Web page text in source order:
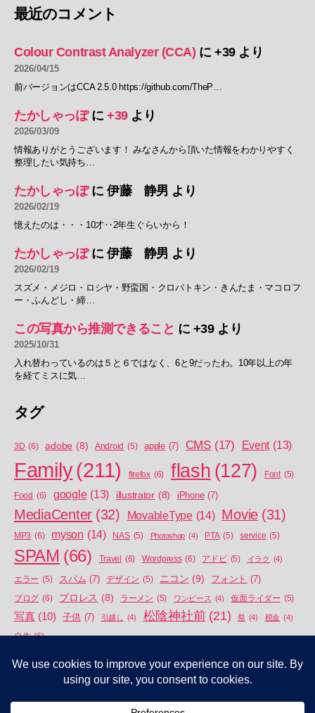
最近のコメント
Colour Contrast Analyzer (CCA) に+39より
2026/04/15
前バージョンはCCA 2.5.0 https://github.com/TheP…
たかしゃっぽに +39より
2026/03/09
情報ありがとうございます！ みなさんから頂いた情報をわかりやすく
整理したい気持ち…
たかしゃっぽに 伊藤 静男 より
2026/02/19
憶えたのは・・・10才‥2年生ぐらいから！
たかしゃっぽに 伊藤 静男 より
2026/02/19
スズメ・メジロ・ロシヤ・野蛮国・クロパトキン・きんたま・マコロフ
ー・ふんどし・締…
この写真から推測できること に +39より
2025/10/31
入れ替わっているのは５と６ではなく、6と9だったわ。10年以上の年
を経てミスに気…
タグ
3D (6) adobe (8) Android (5) apple (7) CMS (17) Event (13)
Family(211) firefox (6) flash (127) Font (5)
Food (6) google (13) illustrator (8) iPhone (7)
MediaCenter (32) MovableType (14) Movie (31)
MP3 (6) myson (14) NAS (5) Photoshop (4) PTA (5) service (5)
SPAM (66) Travel (6) Wordpress (6) アドビ (5) イラク (4)
エラー (5) スパム (7) デザイン (5) ニコン (9) フォント (7)
ブログ (6) プロレス (8) ラーメン (5) ワンピース (4) 仮面ライダー (5)
写真 (10) 子供 (7) 引越し (4) 松陰神社前 (21) 祭 (4) 税金 (4)
自作 (6)